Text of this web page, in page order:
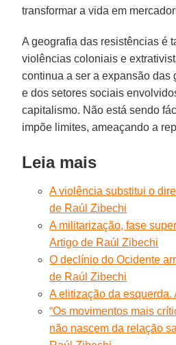
transformar a vida em
A geografia das resistências é
violências coloniais e
continua a ser a expansão das
e dos setores sociais
capitalismo. Não está sendo
impõe limites, ameaçando a
Leia mais
A violência substitui o
de Raúl Zibechi
A militarização, fase
Artigo de Raúl Zibechi
O declínio do Ocidente
de Raúl Zibechi
A elitização da
“Os movimentos mais
não nascem da relação